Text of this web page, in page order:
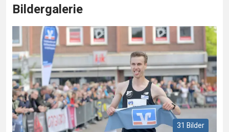
Bildergalerie
31 Bilder